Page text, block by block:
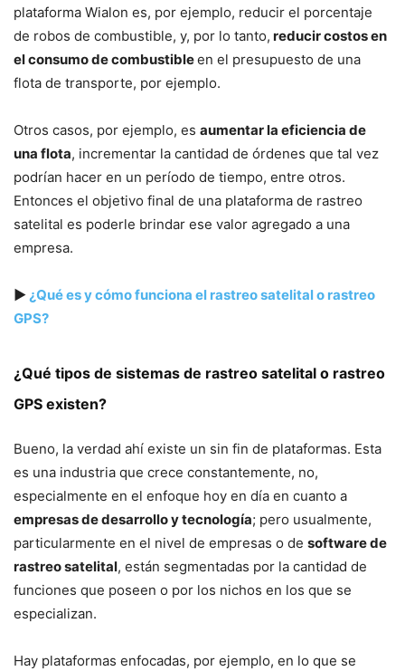
plataforma Wialon es, por ejemplo, reducir el porcentaje
de robos de combustible, y, por lo tanto, reducir costos en
el consumo de combustibleen el presupuesto de una
flota de transporte, por ejemplo.
Otros casos, por ejemplo, es aumentar la eficiencia de
una flota, incrementar la cantidad de órdenes que tal vez
podrían hacer en un período de tiempo, entre otros.
Entonces el objetivo final de una plataforma de rastreo
satelital es poderle brindar ese valor agregado a una
empresa.
▶¿Qué es y cómo funciona el rastreo satelital o rastreo
GPS?
¿Qué tipos de sistemas de rastreo satelital o rastreo
GPS existen?
Bueno, la verdad ahí existe un sin fin de plataformas. Esta
es una industria que crece constantemente, no,
especialmente en el enfoque hoy en día en cuanto a
empresas de desarrollo y tecnología; pero usualmente,
particularmente en el nivel de empresas o de software de
rastreo satelital, están segmentadas por la cantidad de
funciones que poseen o por los nichos en los que se
especializan.
Hay plataformas enfocadas, por ejemplo, en lo que se